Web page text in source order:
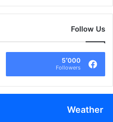
Follow Us
5٬000
Followers
Weather